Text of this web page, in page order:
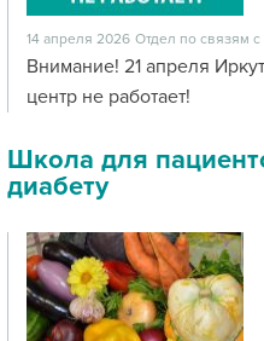
14 апреля 2026 Отдел по связям
Внимание! 21 апреля
центр не работает!
Школа для
диабету